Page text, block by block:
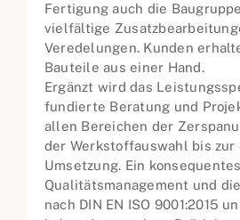
Fertigung auch die
vielfältige
Veredelungen. Kunden
Bauteile aus einer Hand.
Ergänzt wird das
fundierte Beratung und
allen Bereichen der
der Werkstoffauswahl bis
Umsetzung. Ein konsequentes
Qualitätsmanagement und
nach DIN EN ISO 9001:2015